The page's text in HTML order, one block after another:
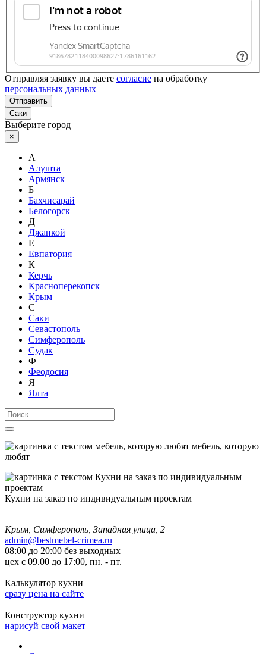
Отправляя заявку вы даете согласие на обработку
персональных данных
Отправить
Саки
Выберите город
×
А
Алушта
Армянск
Б
Бахчисарай
Белогорск
Д
Джанкой
Е
Евпатория
К
Керчь
Красноперекопск
Крым
С
Саки
Севастополь
Симферополь
Судак
Ф
Феодосия
Я
Ялта
мебель, которую
любят
Кухни на заказ по индивидуальным проектам
Крым, Симферополь, Западная улица, 2
admin@bestmebel-crimea.ru
08:00 до 20:00 без выходных
цех с 09.00 до 17:00, пн. - пт.
Калькулятор кухни
сразу цена на сайте
Конструктор кухни
нарисуй свой макет